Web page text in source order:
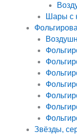
Шары с
Звёзды,